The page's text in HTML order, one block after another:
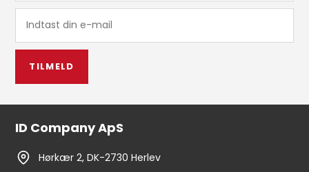
TILMELD
ID Company ApS
Hørkær 2, DK-2730 Herlev